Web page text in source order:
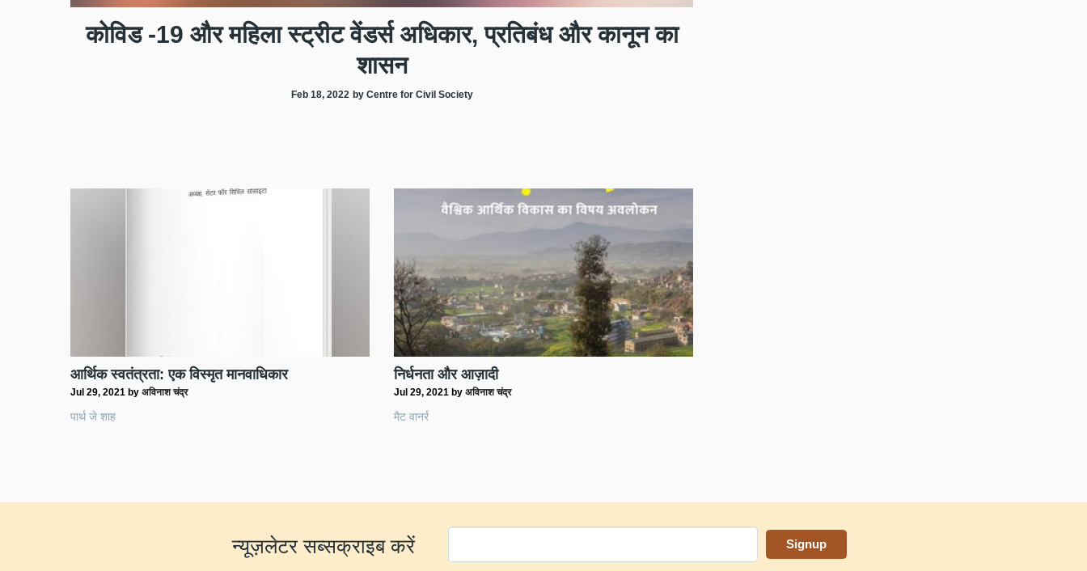
कोविड -19 और महिला स्ट्रीट वेंडर्स अधिकार, प्रतिबंध और कानून का
शासन
Feb 18, 2022 by Centre for Civil Society
आर्थिक स्वतंत्रता: एक विस्मृत मानवाधिकार
Jul 29, 2021 by अविनाश चंद्र
पार्थ जे शाह
निर्धनता और आज़ादी
Jul 29, 2021 by अविनाश चंद्र
मैट वानर्र
न्यूज़लेटर सब्सक्राइब करें